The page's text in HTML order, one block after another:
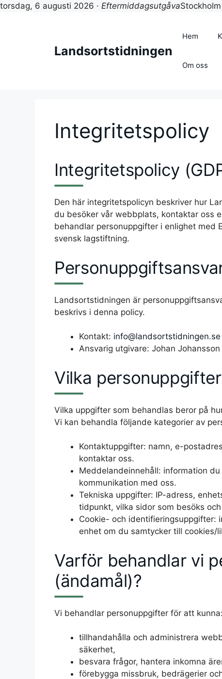
torsdag, 6 augusti 2026 · EftermiddagsutgåvaStockholm
Landsortstidningen
Hem
Om oss
Integritetspolicy
Integritetspolicy
Den här integritetspolicyn beskriver hur
du besöker vår webbplats, kontaktar oss
behandlar personuppgifter i enlighet med
svensk lagstiftning.
Landsortstidningen är
beskrivs i denna policy.
Kontakt: info@landsortstidningen.se
Ansvarig utgivare: Johan Johansson
Vilka
Vilka uppgifter som behandlas beror på
Vi kan behandla följande kategorier av
Kontaktuppgifter: namn, e-
kontaktar oss.
Meddelandeinnehåll: information
kommunikation med oss.
Tekniska uppgifter: IP-adress,
tidpunkt, vilka sidor som besöks
Cookie- och identifieringsuppgifter:
enhet om du samtycker till cookies/
Varför behandlar vi
(ändamål)?
Vi behandlar personuppgifter för att kunna:
tillhandahålla och administrera
säkerhet,
besvara frågor, hantera inkomna
förebygga missbruk, bedrägerier